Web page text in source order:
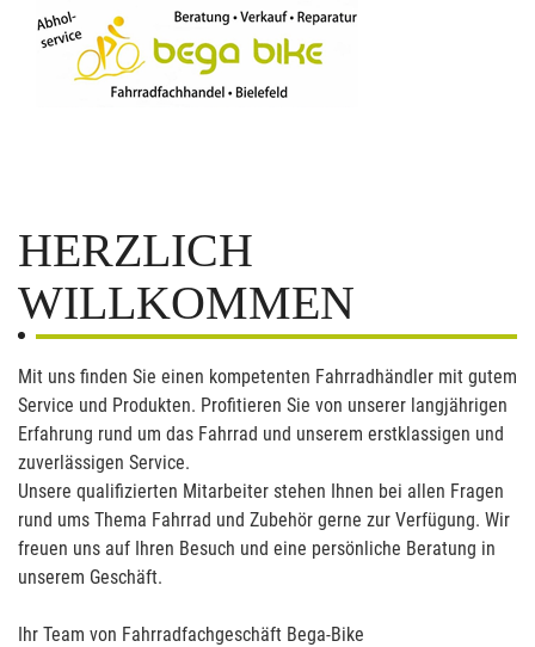
HERZLICH
WILLKOMMEN
Mit uns finden Sie einen kompetenten Fahrradhändler mit gutem
Service und Produkten. Profitieren Sie von unserer langjährigen
Erfahrung rund um das Fahrrad und unserem erstklassigen und
zuverlässigen Service.
Unsere qualifizierten Mitarbeiter stehen Ihnen bei allen Fragen
rund ums Thema Fahrrad und Zubehör gerne zur Verfügung. Wir
freuen uns auf Ihren Besuch und eine persönliche Beratung in
unserem Geschäft.
Ihr Team von Fahrradfachgeschäft Bega-Bike